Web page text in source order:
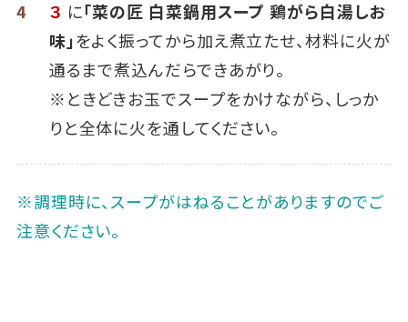
4 ３ に「菜の匠 白菜鍋用スープ 鶏がら白湯しお
味」をよく振ってから加え煮立たせ、材料に火が
通るまで煮込んだらできあがり。
※ときどきお玉でスープをかけながら、しっか
りと全体に火を通してください。
※調理時に、スープがはねることがありますのでご
注意ください。